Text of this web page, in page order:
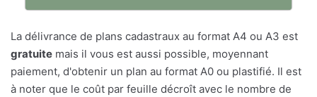
La délivrance de plans cadastraux au format A4 ou A3 est
gratuite mais il vous est aussi possible, moyennant
paiement, d'obtenir un plan au format A0 ou plastifié. Il est
à noter que le coût par feuille décroît avec le nombre de